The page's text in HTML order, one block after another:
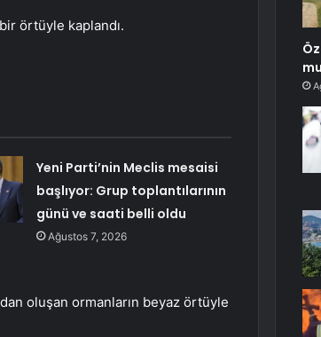
bir örtüyle kaplandı.
Yeni Parti’nin Meclis mesaisi
başlıyor: Grup toplantılarının
günü ve saati belli oldu
Ağustos 7, 2026
oluşan ormanların beyaz örtüyle